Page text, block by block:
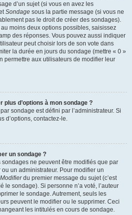
d’un sujet (si vous en avez les
Sondage sous la partie message (si vous ne
pas le droit de créer des sondages).
moins deux options possibles, saisissez
des réponses. Vous pouvez aussi indiquer
peut choisir lors de son vote dans
la durée en jours du sondage (mettre « 0 »
permettre aux utilisateurs de modifier leur
plus d’options à mon sondage ?
sondage est défini par l’administrateur. Si
d’options, contactez-le.
un sondage ?
ne peuvent être modifiés que par
ou un administrateur. Pour modifier un
Modifierdu premier message du sujet (c’est
le sondage). Si personne n’a voté, l’auteur
le sondage. Autrement, seuls les
peuvent le modifier ou le supprimer. Ceci
les intitulés en cours de sondage.